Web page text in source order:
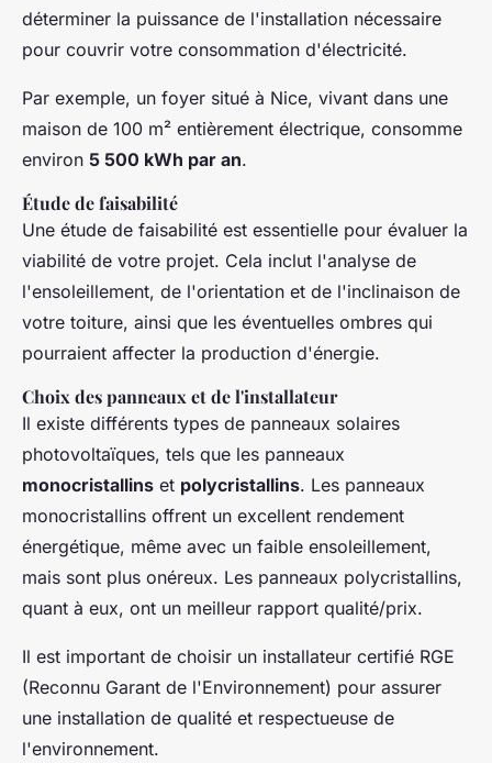
déterminer la puissance de l'installation nécessaire
pour couvrir votre consommation d'électricité.
Par exemple, un foyer situé à Nice, vivant dans une
maison de 100 m² entièrement électrique, consomme
environ 5 500 kWh par an.
Étude de faisabilité
Une étude de faisabilité est essentielle pour évaluer la
viabilité de votre projet. Cela inclut l'analyse de
l'ensoleillement, de l'orientation et de l'inclinaison de
votre toiture, ainsi que les éventuelles ombres qui
pourraient affecter la production d'énergie.
Choix des panneaux et de l'installateur
Il existe différents types de panneaux solaires
photovoltaïques, tels que les panneaux
monocristallins et polycristallins. Les panneaux
monocristallins offrent un excellent rendement
énergétique, même avec un faible ensoleillement,
mais sont plus onéreux. Les panneaux polycristallins,
quant à eux, ont un meilleur rapport qualité/prix.
Il est important de choisir un installateur certifié RGE
(Reconnu Garant de l'Environnement) pour assurer
une installation de qualité et respectueuse de
l'environnement.